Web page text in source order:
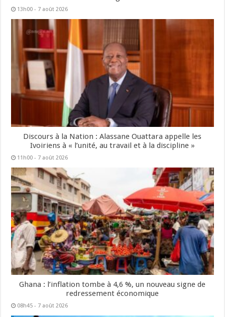
13h00 - 7 août 2026
Discours à la Nation : Alassane Ouattara appelle les
Ivoiriens à « l’unité, au travail et à la discipline »
11h00 - 7 août 2026
Ghana : l’inflation tombe à 4,6 %, un nouveau signe de
redressement économique
08h45 - 7 août 2026